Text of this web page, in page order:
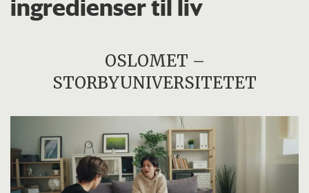
ingredienser til liv
OSLOMET –
STORBYUNIVERSITETET